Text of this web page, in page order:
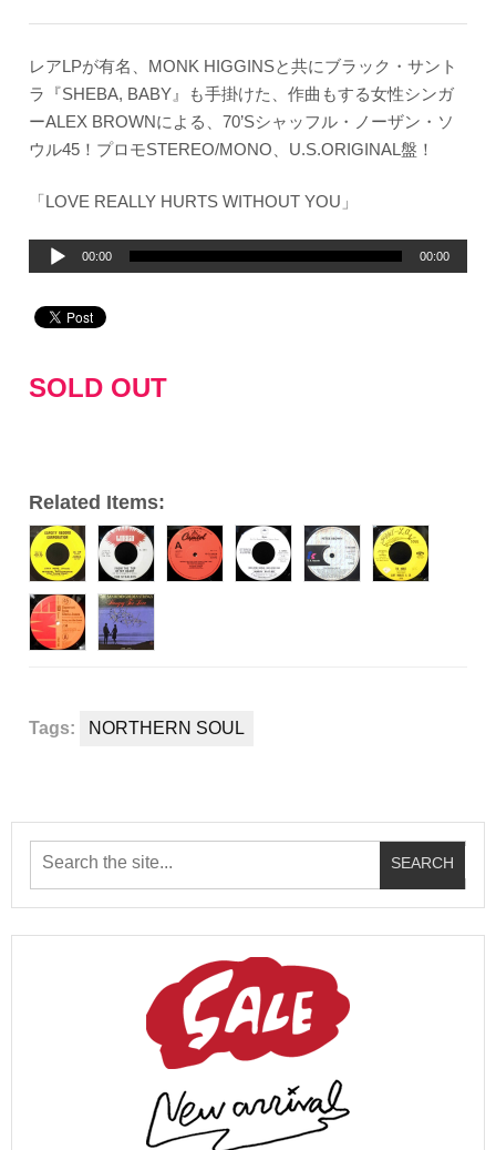
レアLPが有名、MONK HIGGINSと共にブラック・サント
ラ『SHEBA, BABY』も手掛けた、作曲もする女性シンガ
ーALEX BROWNによる、70’Sシャッフル・ノーザン・ソ
ウル45！プロモSTEREO/MONO、U.S.ORIGINAL盤！
「LOVE REALLY HURTS WITHOUT YOU」
プ
ヤ
00:00 00:00
SOLD OUT
Related Items:
Tags: NORTHERN SOUL